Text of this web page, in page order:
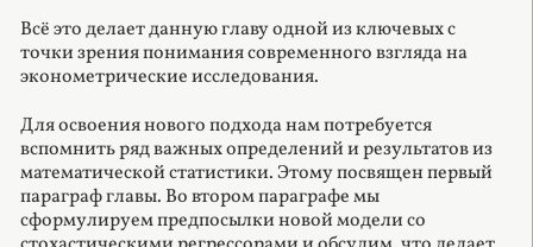
Всё это делает данную главу одной из ключевых с
точки зрения понимания современного взгляда на
эконометрические исследования.
Для освоения нового подхода нам потребуется
вспомнить ряд важных определений и результатов из
математической статистики. Этому посвящен первый
параграф главы. Во втором параграфе мы
сформулируем предпосылки новой модели со